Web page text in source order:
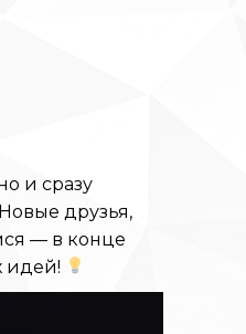
и сразу
Новые друзья,
— в конце
идей!